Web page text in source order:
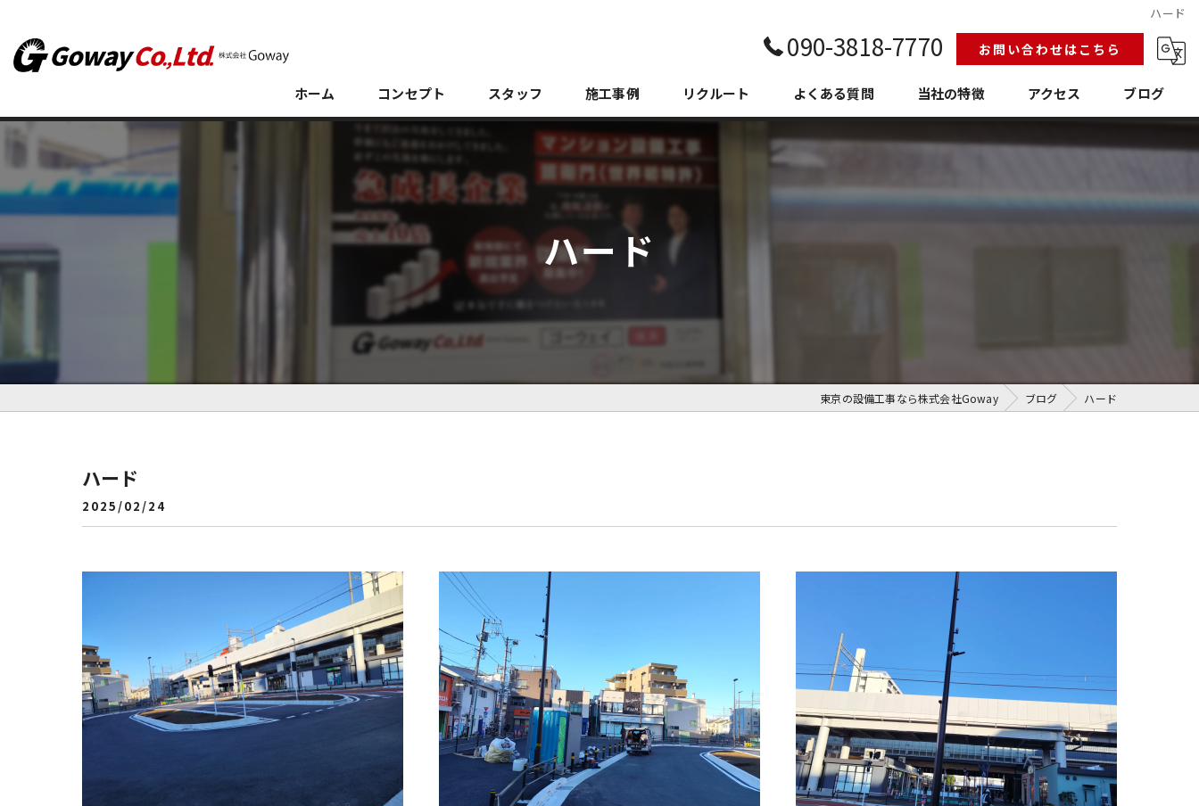
ハード
090-3818-7770 お問い合わせはこちら
ホーム コンセプト スタッフ 施工事例 リクルート よくある質問 当社の特徴
換気空調工事
アクセス ブログ
ハード
東京の設備工事なら株式会社Goway ブログ ハード
ハード
2025/02/24